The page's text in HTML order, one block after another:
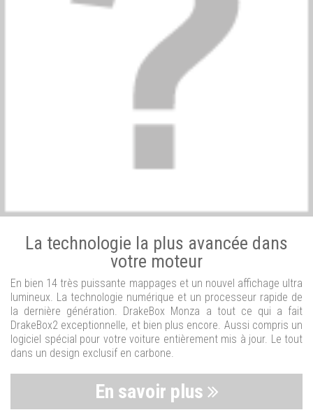
La technologie la plus avancée dans
votre moteur
En bien 14 très puissante mappages et un nouvel affichage ultra
lumineux. La technologie numérique et un processeur rapide de
la dernière génération. DrakeBox Monza a tout ce qui a fait
DrakeBox2 exceptionnelle, et bien plus encore. Aussi compris un
logiciel spécial pour votre voiture entièrement mis à jour. Le tout
dans un design exclusif en carbone.
En savoir plus